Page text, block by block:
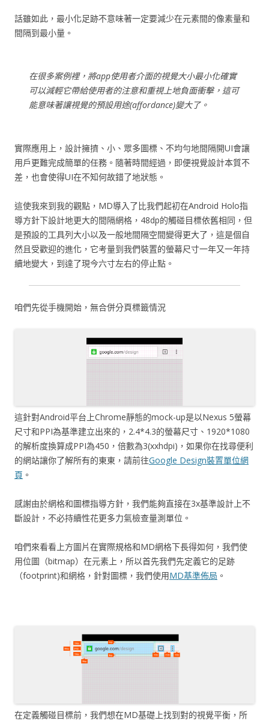
話雖如此，最小化足跡不意味著一定要減少在元素間的像素量和
間隔到最小量。
在很多案例裡，將app使用者介面的視覺大小最小化確實
可以減輕它帶給使用者的注意和重視上地負面衝擊，這可
能意味著讓視覺的預設用途(affordance)變大了。
實際應用上，設計擁擠、小、眾多圖標、不均勻地間隔開UI會讓
用戶更難完成簡單的任務。隨著時間經過，即便視覺設計本質不
差，也會使得UI在不知何故錯了地狀態。
這使我來到我的觀點，MD導入了比我們起初在Android Holo指
導方針下設計地更大的間隔網格，48dp的觸碰目標依舊相同，但
是預設的工具列大小以及一般地間隔空間變得更大了，這是個自
然且受歡迎的進化，它考量到我們裝置的螢幕尺寸一年又一年持
續地變大，到達了現今六寸左右的停止點。
咱們先從手機開始，無合併分頁標籤情況
這針對Android平台上Chrome靜態的mock-up是以Nexus 5螢幕
尺寸和PPI為基準建立出來的，2.4*4.3的螢幕尺寸、1920*1080
的解析度換算成PPI為450，倍數為3(xxhdpi)，如果你在找尋便利
的網站讓你了解所有的東東，請前往Google Design裝置單位網
頁 。
感謝由於網格和圖標指導方針，我們能夠直接在3x基準設計上不
斷設計，不必持續性花更多力氣檢查量測單位。
咱們來看看上方圖片在實際規格和MD網格下長得如何，我們使
用位圖（bitmap）在元素上，所以首先我們先定義它的足跡
（footprint)和網格，針對圖標，我們使用MD基準佈局 。
在定義觸碰目標前，我們想在MD基礎上找到對的視覺平衡，所